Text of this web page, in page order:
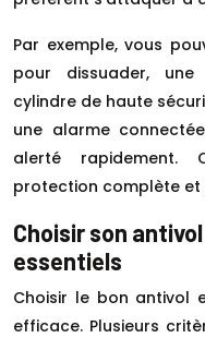
Par exemple, vous
pour dissuader,
cylindre de haute
une alarme
alerté rapidement.
protection complète et
Choisir son
essentiels
Choisir le bon antivol
efficace. Plusieurs